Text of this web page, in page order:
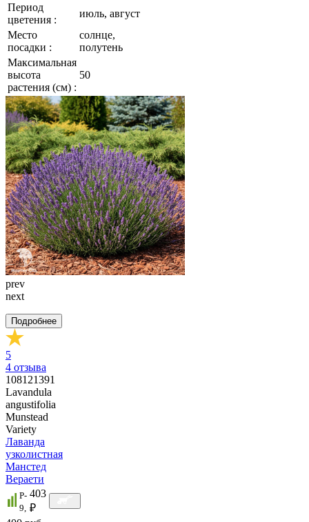
Период
цветения :
июль, август
Место
посадки :
солнце,
полутень
Максимальная
высота
растения (см) :
50
prev
next
Подробнее
5
4 отзыва
108121391
Lavandula
angustifolia
Munstead
Variety
Лаванда
узколистная
Манстед
Вераети
P-
9,
403
₽